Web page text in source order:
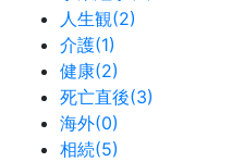
人生観(2)
介護(1)
健康(2)
死亡直後(3)
海外(0)
相続(5)